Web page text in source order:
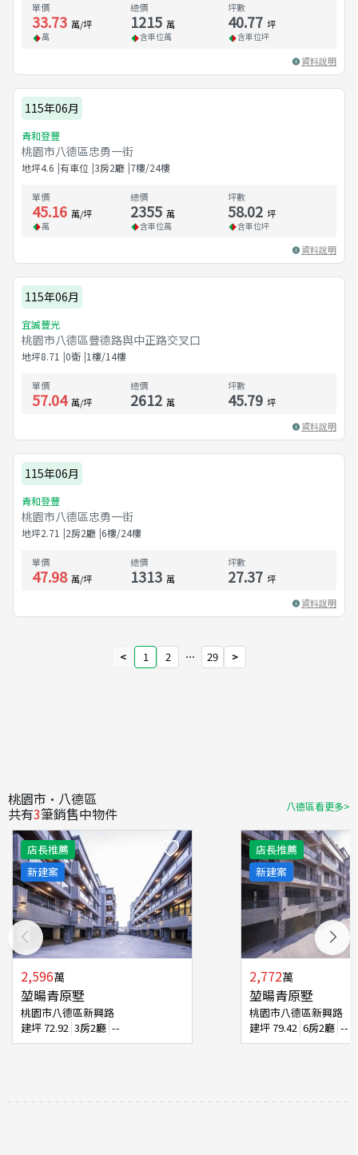
單價
33.73 萬/坪
萬
總價
1215 萬
含車位萬
坪數
40.77 坪
含車位坪
資料說明
115年06月
青和登豐
桃園市八德區忠勇一街
地坪4.6 有車位 3房2廳 7樓/24樓
單價
45.16 萬/坪
萬
總價
2355 萬
含車位萬
坪數
58.02 坪
含車位坪
資料說明
115年06月
宜誠豐光
桃園市八德區豐德路與中正路交叉口
地坪8.71 0衛 1樓/14樓
單價
57.04 萬/坪
總價
2612 萬
坪數
45.79 坪
資料說明
115年06月
青和登豐
桃園市八德區忠勇一街
地坪2.71 2房2廳 6樓/24樓
單價
47.98 萬/坪
總價
1313 萬
坪數
27.37 坪
資料說明
< 1 2 ⋯ 29 >
桃園市·八德區
共有3筆銷售中物件 八德區看更多>
店長推薦
新建案
2,596萬
堃暘青原墅
桃園市八德區新興路
建坪72.92 3房2廳 --
店長推薦
新建案
2,772萬
堃暘青原墅
桃園市八德區新興路
建坪79.42 6房2廳 --